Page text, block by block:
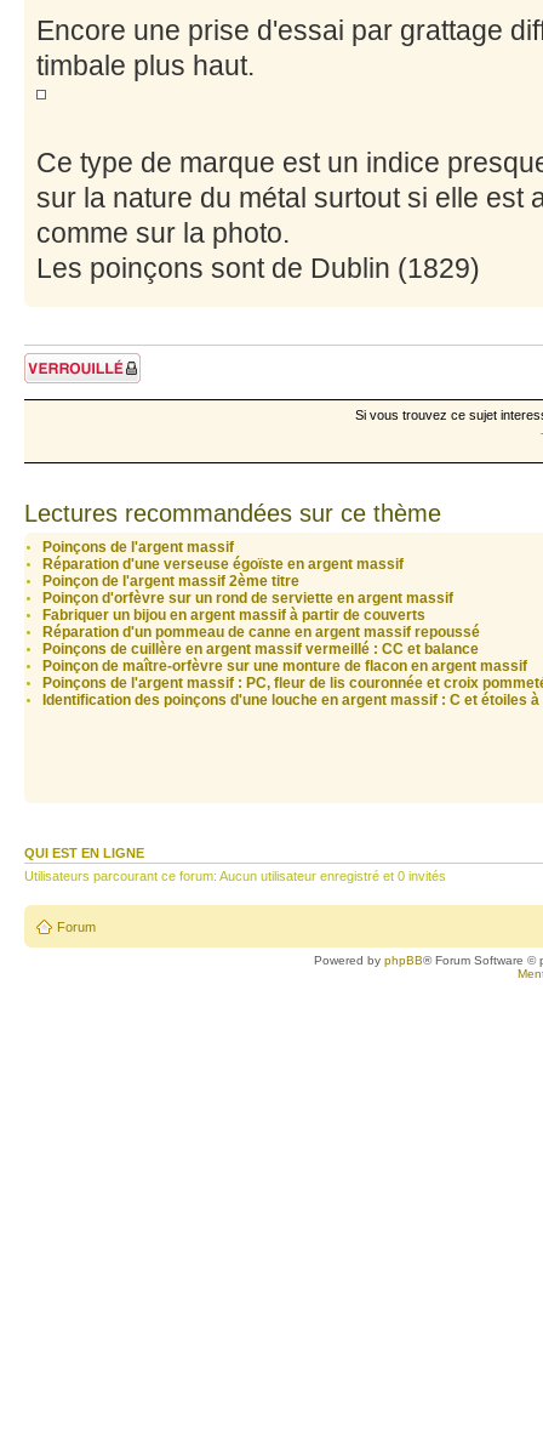
Encore une prise d'essai par grattage
timbale plus haut.
Ce type de marque est un indice
sur la nature du métal surtout si elle est
comme sur la photo.
Les poinçons sont de Dublin (1829)
Sujet verrouillé
Si vous trouvez ce sujet
Lectures recommandées sur ce thème
Poinçons de l'argent massif
Réparation d'une verseuse égoïste en argent massif
Poinçon de l'argent massif 2ème titre
Poinçon d'orfèvre sur un rond de serviette en argent massif
Fabriquer un bijou en argent massif à partir de couverts
Réparation d'un pommeau de canne en argent massif repoussé
Poinçons de cuillère en argent massif vermeillé : CC et balance
Poinçon de maître-orfèvre sur une monture de flacon en argent massif
Poinçons de l'argent massif : PC, fleur de lis couronnée et croix
Identification des poinçons d'une louche en argent massif : C et étoiles
QUI EST EN LIGNE
Utilisateurs parcourant ce forum: Aucun utilisateur enregistré et 0 invités
Forum
Powered byphpBB® Forum Software ©